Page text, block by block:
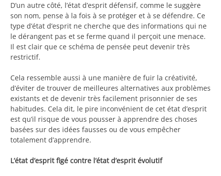
D’un autre côté, l’état d’esprit défensif, comme le suggère
son nom, pense à la fois à se protéger et à se défendre. Ce
type d’état d’esprit ne cherche que des informations qui ne
le dérangent pas et se ferme quand il perçoit une menace.
Il est clair que ce schéma de pensée peut devenir très
restrictif.
Cela ressemble aussi à une manière de fuir la créativité,
d’éviter de trouver de meilleures alternatives aux problèmes
existants et de devenir très facilement prisonnier de ses
habitudes. Cela dit, le pire inconvénient de cet état d’esprit
est qu’il risque de vous pousser à apprendre des choses
basées sur des idées fausses ou de vous empêcher
totalement d’apprendre.
L’état d’esprit figé contre l’état d’esprit évolutif